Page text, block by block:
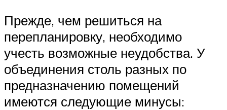
Прежде, чем решиться на
перепланировку, необходимо
учесть возможные неудобства. У
объединения столь разных по
предназначению помещений
имеются следующие минусы: